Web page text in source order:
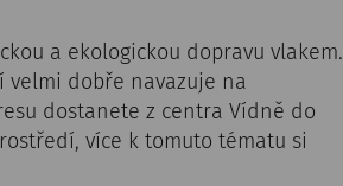
a ekologickou dopravu vlakem.
velmi dobře navazuje na
dostanete z centra Vídně do
více k tomuto tématu si